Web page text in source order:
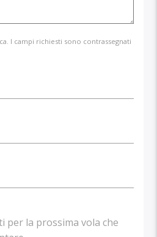
I campi richiesti sono contrassegnati
per la prossima vola che